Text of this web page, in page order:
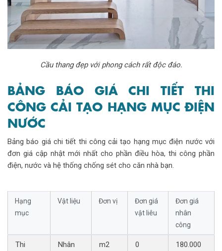
Cầu thang đẹp với phong cách rất độc đáo.
BẢNG BÁO GIÁ CHI TIẾT THI
CÔNG CẢI TẠO HẠNG MỤC ĐIỆN
NƯỚC
Bảng báo giá chi tiết thi công cải tạo hạng mục điện nước với
đơn giá cập nhật mới nhất cho phần điều hòa, thi công phần
điện, nước và hệ thống chống sét cho căn nhà bạn.
Hạng
mục
Vật liệu Đơn vị
Đơn giá
vật liêu
Đơn giá
nhân
công
Thi
Nhân
m2 0 180.000